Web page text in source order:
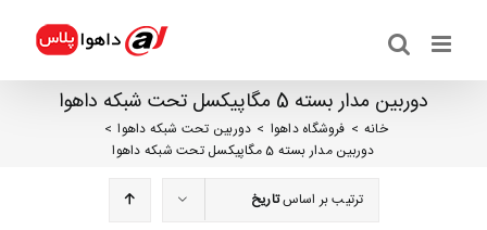
دوربین مدار بسته 5 مگاپیکسل تحت شبکه داهوا
خانه فروشگاه داهوا
دوربین تحت شبکه داهوا
دوربین مدار بسته 5 مگاپیکسل تحت شبکه داهوا
ترتیب بر اساستاریخ